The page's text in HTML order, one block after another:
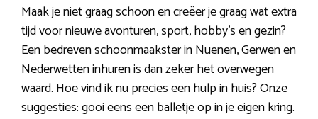
Maak je niet graag schoon en creëer je graag wat extra
tijd voor nieuwe avonturen, sport, hobby’s en gezin?
Een bedreven schoonmaakster in Nuenen, Gerwen en
Nederwetten inhuren is dan zeker het overwegen
waard. Hoe vind ik nu precies een hulp in huis? Onze
suggesties: gooi eens een balletje op in je eigen kring.